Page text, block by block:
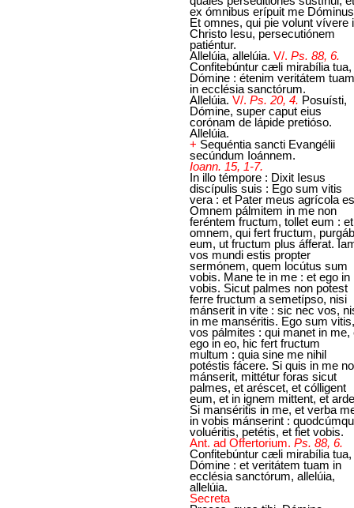
ex ómnibus erípuit me
Et omnes, qui pie volunt vívere
Christo Iesu, persecutiónem
patiéntur.
Allelúia, allelúia. V/. Ps. 88, 6.
Confitebúntur cæli mirabília tua,
Dómine : étenim veritátem tuam
in ecclésia sanctórum.
Allelúia. V/. Ps. 20, 4. Posuísti,
Dómine, super caput eius
corónam de lápide pretióso.
Allelúia.
+ Sequéntia sancti Evangélii
secúndum Ioánnem.
Ioann. 15, 1-7.
In illo témpore : Dixit Iesus
discípulis suis : Ego sum vitis
vera : et Pater meus agrícola
Omnem pálmitem in me non
feréntem fructum, tollet eum : et
omnem, qui fert fructum,
eum, ut fructum plus áfferat.
vos mundi estis propter
sermónem, quem locútus sum
vobis. Mane te in me : et ego in
vobis. Sicut palmes non potest
ferre fructum a semetípso, nisi
mánserit in vite : sic nec vos,
in me manséritis. Ego sum vitis,
vos pálmites : qui manet in me,
ego in eo, hic fert fructum
multum : quia sine me nihil
potéstis fácere. Si quis in me
mánserit, mittétur foras sicut
palmes, et aréscet, et cólligent
eum, et in ignem mittent, et
Si manséritis in me, et verba
in vobis mánserint :
voluéritis, petétis, et fiet vobis.
Ant. ad Offertorium. Ps. 88, 6.
Confitebúntur cæli mirabília tua,
Dómine : et veritátem tuam in
ecclésia sanctórum, allelúia,
allelúia.
Secreta